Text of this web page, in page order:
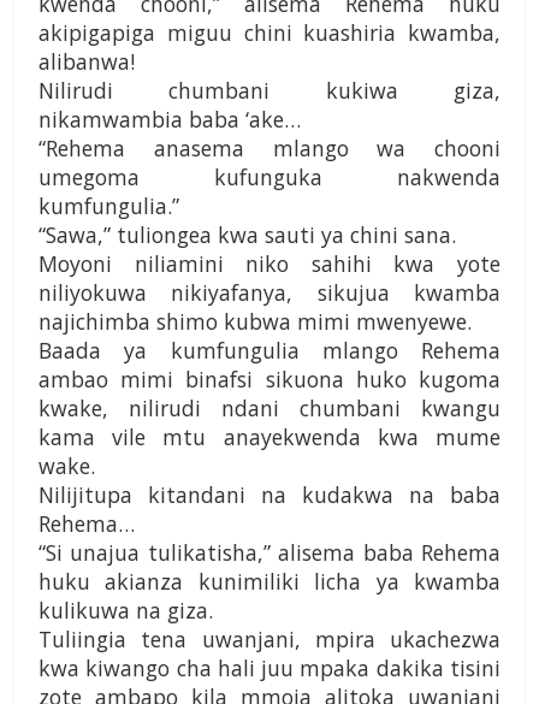
akipigapiga miguu chini kuashiria kwamba,
alibanwa!
Nilirudi chumbani kukiwa giza,
nikamwambia baba ‘ake…
“Rehema anasema mlango wa chooni
umegoma kufunguka nakwenda
kumfungulia.”
“Sawa,” tuliongea kwa sauti ya chini sana.
Moyoni niliamini niko sahihi kwa yote
niliyokuwa nikiyafanya, sikujua kwamba
najichimba shimo kubwa mimi mwenyewe.
Baada ya kumfungulia mlango Rehema
ambao mimi binafsi sikuona huko kugoma
kwake, nilirudi ndani chumbani kwangu
kama vile mtu anayekwenda kwa mume
wake.
Nilijitupa kitandani na kudakwa na baba
Rehema…
“Si unajua tulikatisha,” alisema baba Rehema
huku akianza kunimiliki licha ya kwamba
kulikuwa na giza.
Tuliingia tena uwanjani, mpira ukachezwa
kwa kiwango cha hali juu mpaka dakika tisini
zote ambapo kila mmoja alitoka uwanjani